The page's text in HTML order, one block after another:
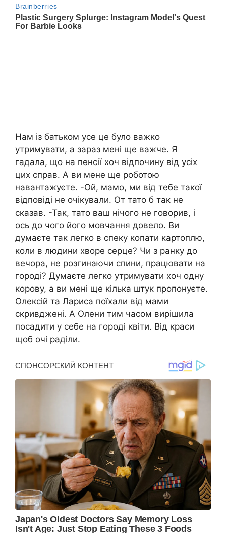
Нам із батьком усе це було вaжко
утримувати, а зараз мені ще важче. Я
гадала, що на пенсії хоч відпочину від усіх
цих справ. А ви мене ще роботою
навaнтажуєте. -Ой, мамо, ми від тебе такої
відповіді не очікували. От тато б так не
сказав. -Так, тато ваш нічого не говорив, і
ось до чого його мовчання довело. Ви
думаєте так легко в спеку копати картоплю,
коли в людини хвopе серце? Чи з ранку до
вечора, не розгинаючи спини, працювати на
городі? Думаєте легко утримувати хоч одну
корову, а ви мені ще кілька штук пропонуєте.
Олексій та Лариса поїхали від мами
скpивджені. А Олени тим часом вирішила
посадити у себе на городі квіти. Від краси
щоб очі раділи.